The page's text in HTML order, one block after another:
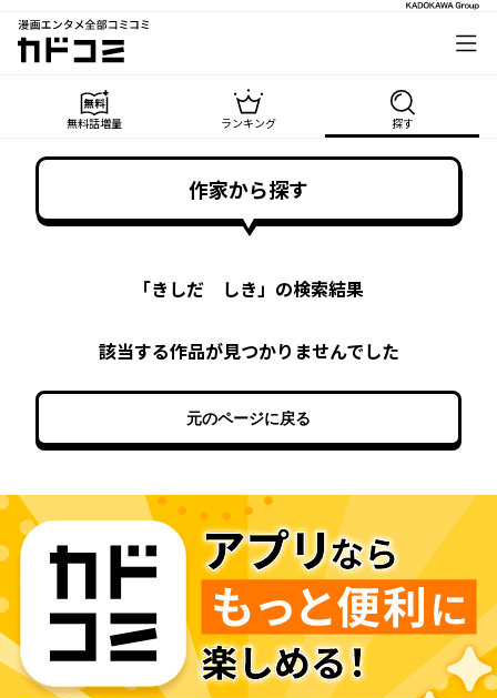
漫画エンタメ全部コミコミ
カドコミ
無料話増量 ランキング 探す
作家から探す
「きしだ しき」の検索結果
該当する作品が見つかりませんでした
元のページに戻る